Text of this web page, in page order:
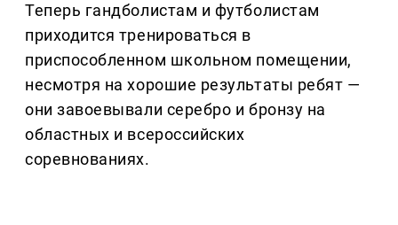
Теперь гандболистам и футболистам
приходится тренироваться в
приспособленном школьном помещении,
несмотря на хорошие результаты ребят —
они завоевывали серебро и бронзу на
областных и всероссийских
соревнованиях.